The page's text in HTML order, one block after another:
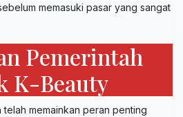
memasuki pasar yang sangat
Pemerintah
K-Beauty
telah memainkan peran penting